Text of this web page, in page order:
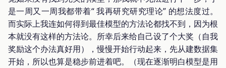
是一周又一周我都带着“ 我再研究研究理论” 的想法度过。
而实际上我连如何得到最佳模型的方法论都找不到，因为根
本就没有这样的方法论。所幸后来给自己设了个大奖（自我
奖励这个办法真好用），慢慢开始行动起来，先从建数据集
开始，所以也算是稳步前进着吧。（现在逐渐明白模型是用